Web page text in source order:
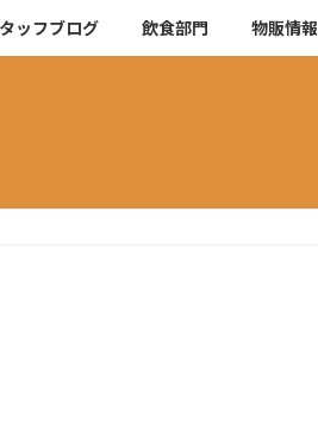
ッフブログ 飲食部門 物販情報